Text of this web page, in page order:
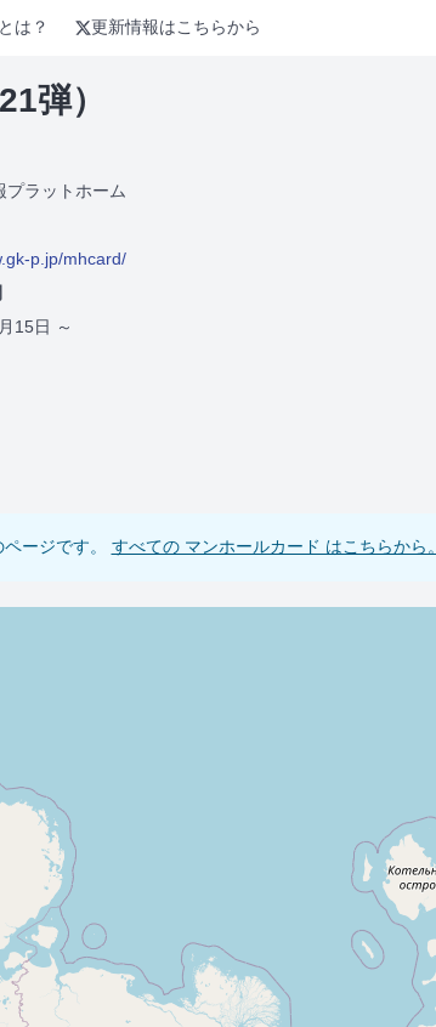
は？ 更新情報はこちらから
弾）
プラットホーム
p.jp/mhcard/
15日 ～
ージです。 すべての マンホールカード はこちらから。